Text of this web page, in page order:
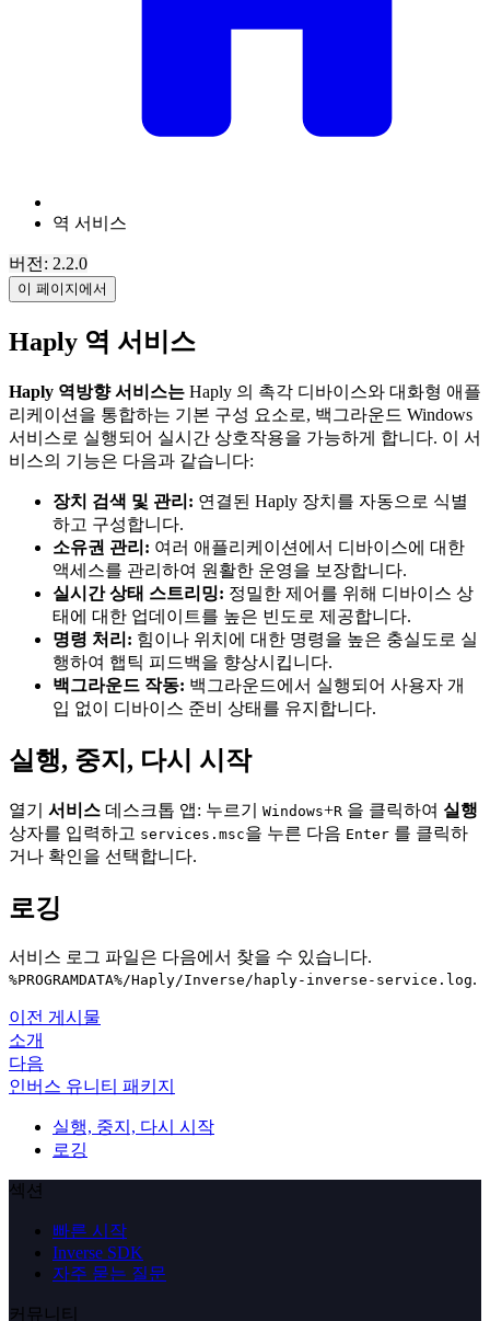
역 서비스
버전: 2.2.0
이 페이지에서
Haply 역 서비스
Haply 역방향 서비스는 Haply 의 촉각 디바이스와 대화형 애플
리케이션을 통합하는 기본 구성 요소로, 백그라운드 Windows
서비스로 실행되어 실시간 상호작용을 가능하게 합니다. 이 서
비스의 기능은 다음과 같습니다:
장치 검색 및 관리: 연결된 Haply 장치를 자동으로 식별
하고 구성합니다.
소유권 관리: 여러 애플리케이션에서 디바이스에 대한
액세스를 관리하여 원활한 운영을 보장합니다.
실시간 상태 스트리밍: 정밀한 제어를 위해 디바이스 상
태에 대한 업데이트를 높은 빈도로 제공합니다.
명령 처리: 힘이나 위치에 대한 명령을 높은 충실도로 실
행하여 햅틱 피드백을 향상시킵니다.
백그라운드 작동: 백그라운드에서 실행되어 사용자 개
입 없이 디바이스 준비 상태를 유지합니다.
실행, 중지, 다시 시작
열기 서비스 데스크톱 앱: 누르기 Windows+R 을 클릭하여 실행
상자를 입력하고 services.msc을 누른 다음 Enter 를 클릭하
거나 확인을 선택합니다.
로깅
서비스 로그 파일은 다음에서 찾을 수 있습니다.
%PROGRAMDATA%/Haply/Inverse/haply-inverse-service.log.
이전 게시물
소개
다음
인버스 유니티 패키지
실행, 중지, 다시 시작
로깅
섹션
빠른 시작
Inverse SDK
자주 묻는 질문
커뮤니티